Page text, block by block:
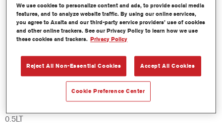
Excelente cubrición con una excepcional igualación del color.
Aplicación rápida y rentable - mayor rendimiento y
productividad.
Forma parte de un completo sistema especializado de tintes
Amplias posibilidades de aplicación.
Versátil - se puede usar en diferentes condiciones climáticas
y utilizando distintas técnicas de aplicación.
0.5LT
We use cookies to personalize content and ads, to provide social media
features, and to analyze website traffic. By using our online services,
you agree to Axalta and our third-party service providers’ use of cookies
and other online trackers. See our Privacy Policy to learn how we use
these cookies and trackers. Privacy Policy
Reject All Non-Essential Cookies Accept All Cookies
Cookie Preference Center